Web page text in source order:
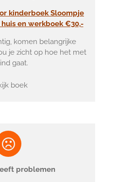
kinderboek Sloompje
en werkboek€30,-
komen belangrijke
je zicht op hoe het met
gaat.
boek
problemen